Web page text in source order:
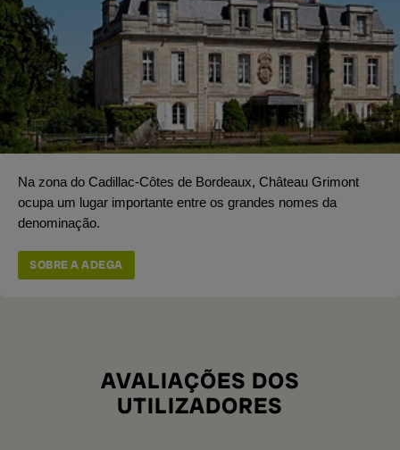
Na zona do Cadillac-Côtes de Bordeaux, Château Grimont
ocupa um lugar importante entre os grandes nomes da
denominação.
SOBRE A ADEGA
AVALIAÇÕES DOS
UTILIZADORES